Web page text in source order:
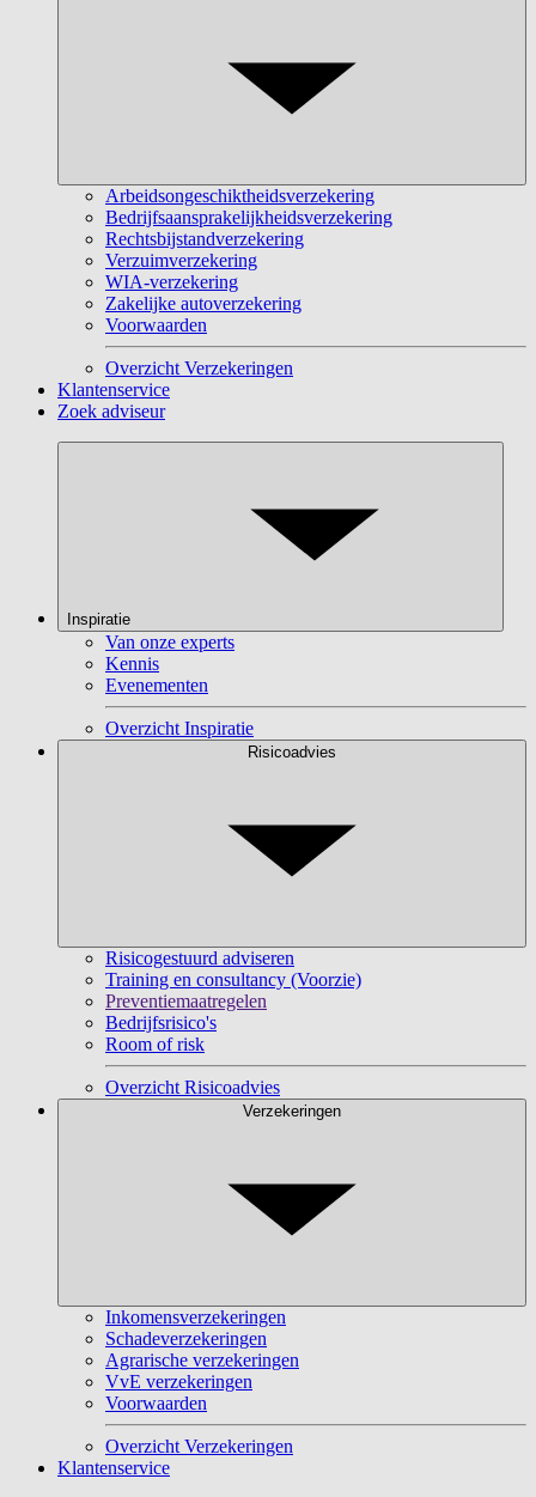
Arbeidsongeschiktheidsverzekering
Bedrijfsaansprakelijkheidsverzekering
Rechtsbijstandverzekering
Verzuimverzekering
WIA-verzekering
Zakelijke autoverzekering
Voorwaarden
Overzicht Verzekeringen
Klantenservice
Zoek adviseur
Inspiratie
Van onze experts
Kennis
Evenementen
Overzicht Inspiratie
Risicoadvies
Risicogestuurd adviseren
Training en consultancy (Voorzie)
Preventiemaatregelen
Bedrijfsrisico's
Room of risk
Overzicht Risicoadvies
Verzekeringen
Inkomensverzekeringen
Schadeverzekeringen
Agrarische verzekeringen
VvE verzekeringen
Voorwaarden
Overzicht Verzekeringen
Klantenservice